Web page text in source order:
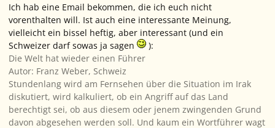
Ich hab eine Email bekommen, die ich euch nicht
vorenthalten will. Ist auch eine interessante Meinung,
vielleicht ein bissel heftig, aber interessant (und ein
Schweizer darf sowas ja sagen
):
Die Welt hat wieder einen Führer
Autor: Franz Weber, Schweiz
Stundenlang wird am Fernsehen über die Situation im Irak
diskutiert, wird kalkuliert, ob ein Angriff auf das Land
berechtigt sei, ob aus diesem oder jenem zwingenden Grund
davon abgesehen werden soll. Und kaum ein Wortführer wagt